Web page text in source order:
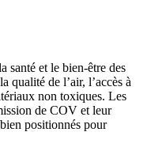
santé et le bien-être des
qualité de l’air, l’accès à
non toxiques. Les
de COV et leur
positionnés pour